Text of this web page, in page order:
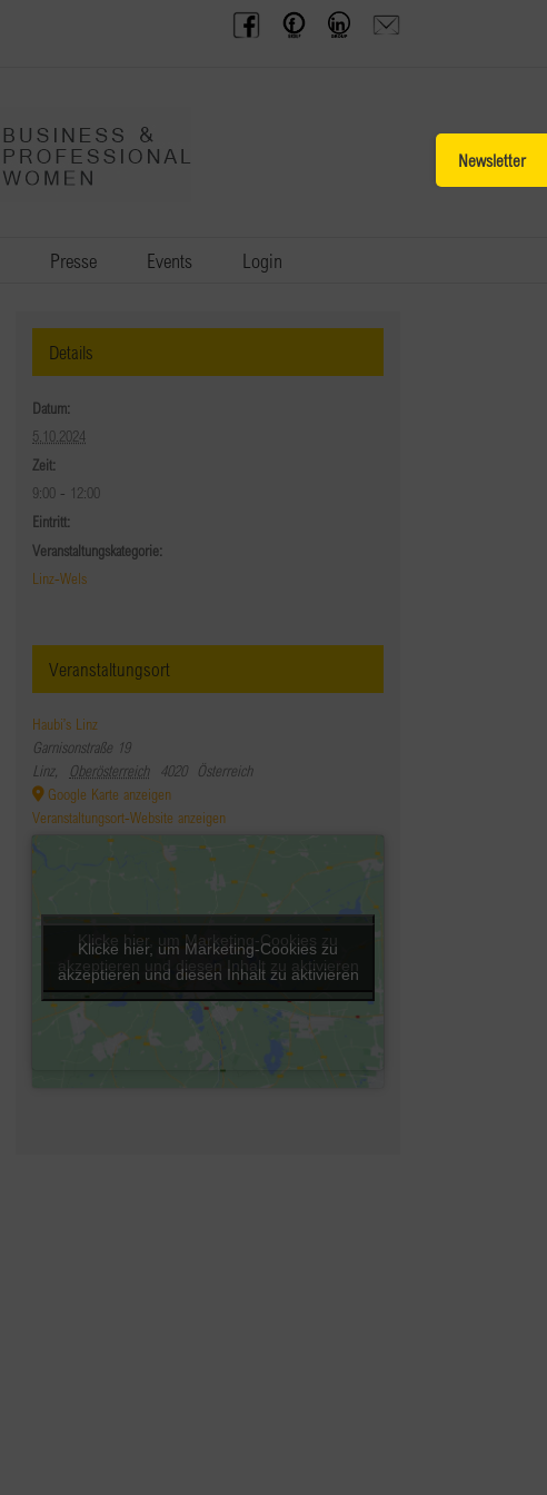
BPW
Austria
Offenes
Frauennetzwerk
BPW
Gruppe
Anfrage
schicken
Presse Events Login
Details
Datum:
5.10.2024
Zeit:
9:00 - 12:00
Eintritt:
Veranstaltungskategorie:
Linz-Wels
Veranstaltungsort
Haubi’s Linz
Garnisonstraße 19
Linz, Oberösterreich 4020
Österreich
Google Karte anzeigen
Veranstaltungsort-Website anzeigen
Klicke hier, um Marketing-Cookies zu
akzeptieren und diesen Inhalt zu aktivieren
Klicke hier, um Marketing-Cookies zu
akzeptieren und diesen Inhalt zu aktivieren
Sliding